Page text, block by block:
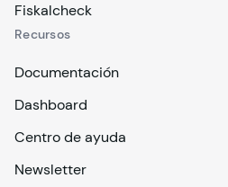
Fiskalcheck
Recursos
Documentación
Dashboard
Centro de ayuda
Newsletter